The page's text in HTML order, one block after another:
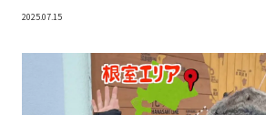
2025.07.15